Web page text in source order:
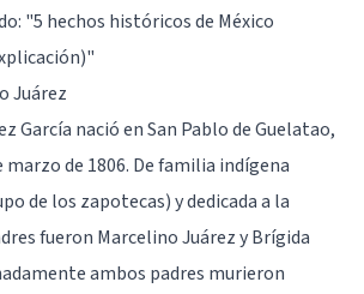
"5 hechos históricos de México
"
Juárez
García nació en San Pablo de Guelatao,
marzo de 1806. De familia indígena
de los zapotecas) y dedicada a la
fueron Marcelino Juárez y Brígida
ambos padres murieron